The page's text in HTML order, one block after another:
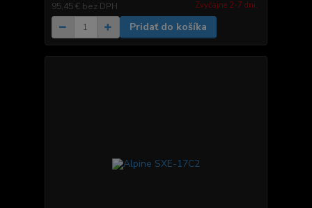
95,45 € bez DPH Zvyčajne 2-7 dni.
Pridať do košíka